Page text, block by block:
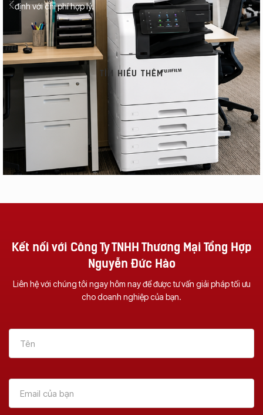
Máy Photocopy Tại
Nẵng – Uy Tín &
Tận Nơi
Một Chiếc Máy
Chức Năng ?
định với chi phí hợp lý.
TÌM HIỂU THÊM
Kết nối với Công Ty TNHH Thương Mại Tổng Hợp
Nguyễn Đức Hào
Liên hệ với chúng tôi ngay hôm nay để được tư vấn giải pháp tối ưu
cho doanh nghiệp của bạn.